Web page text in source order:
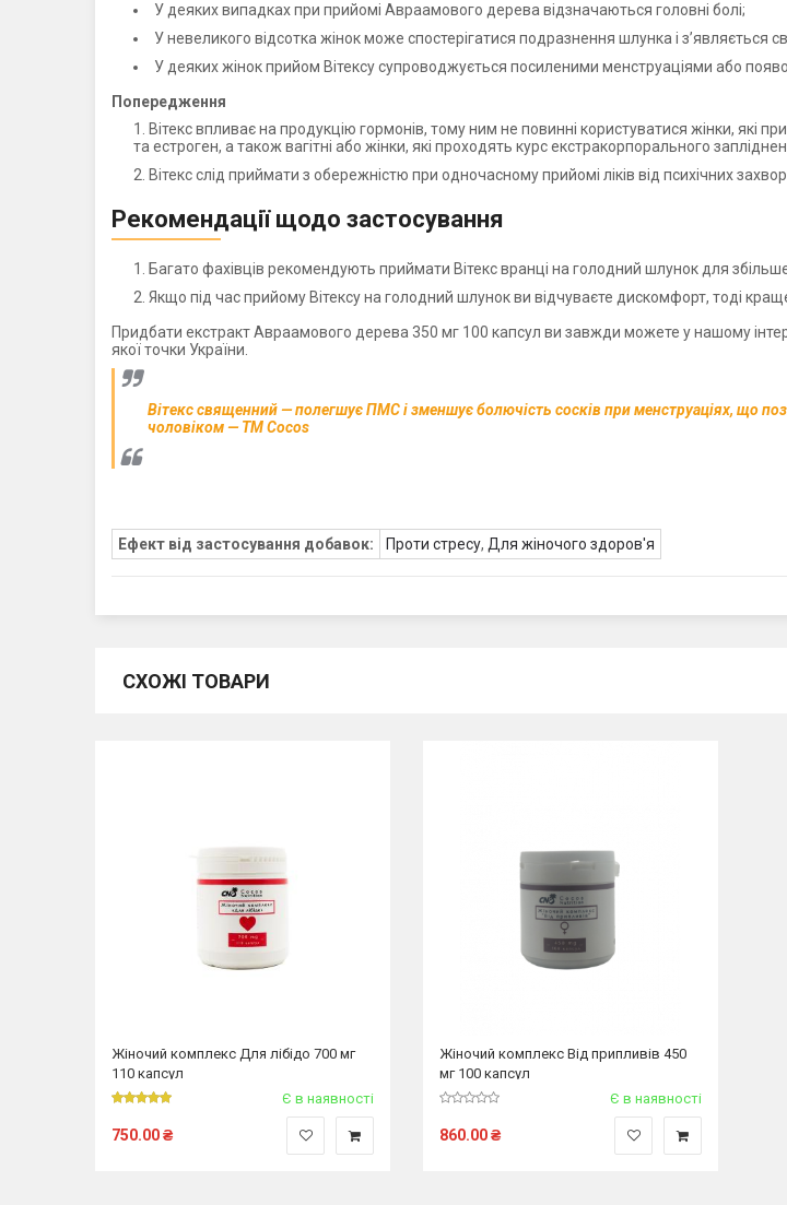
У деяких випадках при прийомі Авраамового дерева відзначаються головні болі;
У невеликого відсотка жінок може спостерігатися подразнення шлунка і з’являється
У деяких жінок прийом Вітексу супроводжується посиленими менструаціями або
Попередження
Вітекс впливає на продукцію гормонів, тому ним не повинні користуватися жінки, які
та естроген, а також вагітні або жінки, які проходять курс екстракорпорального
Вітекс слід приймати з обережністю при одночасному прийомі ліків від психічних
Рекомендації щодо застосування
Багато фахівців рекомендують приймати Вітекс вранці на голодний шлунок для
Якщо під час прийому Вітексу на голодний шлунок ви відчуваєте дискомфорт, тоді
Придбати екстракт Авраамового дерева 350 мг 100 капсул ви завжди можете у нашому
якої точки України.
Вітекс священний — полегшує ПМС і зменшує болючість сосків при менструаціях, що
чоловіком — ТМ Cocos
Ефект від застосування добавок: Проти стресу, Для жіночого здоров'я
СХОЖІ ТОВАРИ
Жіночий комплекс Для лібідо 700 мг
110 капсул
Є в наявності
750.00₴
Жіночий комплекс Від припливів 450
мг 100 капсул
Є в наявності
860.00₴